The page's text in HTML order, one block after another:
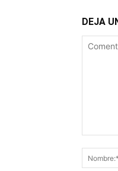
DEJA